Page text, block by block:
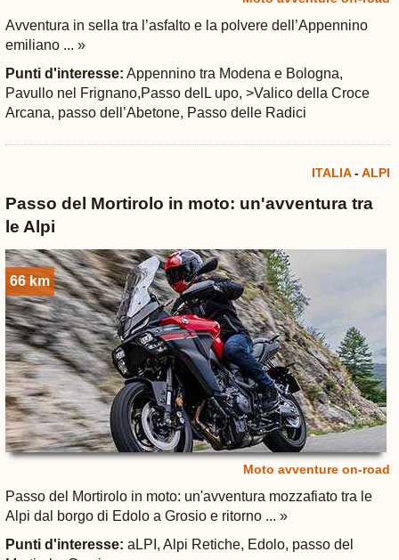
Avventura in sella tra l’asfalto e la polvere dell’Appennino
emiliano ... »
Punti d'interesse: Appennino tra Modena e Bologna,
Pavullo nel Frignano,Passo delL upo, >Valico della Croce
Arcana, passo dell’Abetone, Passo delle Radici
ITALIA-ALPI
Passo del Mortirolo in moto: un'avventura tra
le Alpi
66 km
Moto avventure on-road
Passo del Mortirolo in moto: un'avventura mozzafiato tra le
Alpi dal borgo di Edolo a Grosio e ritorno ... »
Punti d'interesse: aLPI, Alpi Retiche, Edolo, passo del